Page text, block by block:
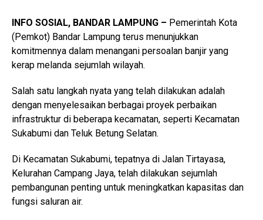
INFO SOSIAL, BANDAR LAMPUNG – Pemerintah Kota
(Pemkot) Bandar Lampung terus menunjukkan
komitmennya dalam menangani persoalan banjir yang
kerap melanda sejumlah wilayah.
Salah satu langkah nyata yang telah dilakukan adalah
dengan menyelesaikan berbagai proyek perbaikan
infrastruktur di beberapa kecamatan, seperti Kecamatan
Sukabumi dan Teluk Betung Selatan.
Di Kecamatan Sukabumi, tepatnya di Jalan Tirtayasa,
Kelurahan Campang Jaya, telah dilakukan sejumlah
pembangunan penting untuk meningkatkan kapasitas dan
fungsi saluran air.